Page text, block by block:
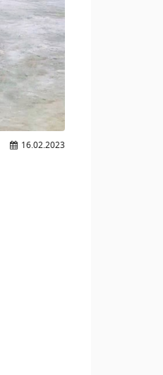
16.02.2023